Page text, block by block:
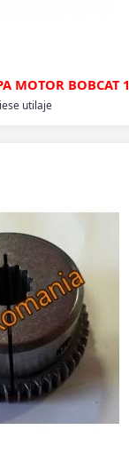
MOTOR BOBCAT 1
utilaje